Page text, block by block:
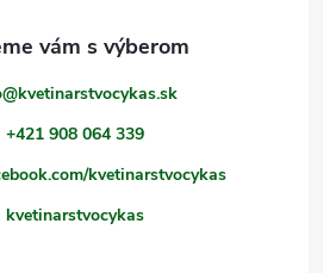
@kvetinarstvocykas.sk
+421 908 064 339
kvetinarstvocykas
kvetinarstvocykas